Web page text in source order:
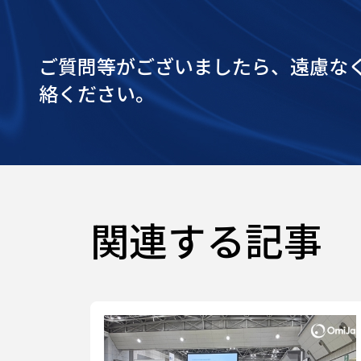
ご質問等がございましたら、遠慮な
絡ください。
関連する記事